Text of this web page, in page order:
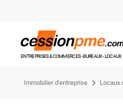
ENTREPRISES & COMMERCES - BUREAUX - LOCAUX
Immobilier d'entreprise Locaux